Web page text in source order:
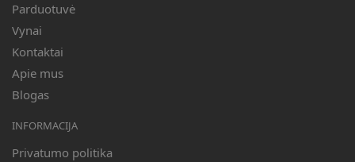
Parduotuvė
Vynai
Kontaktai
Apie mus
Blogas
INFORMACIJA
Privatumo politika